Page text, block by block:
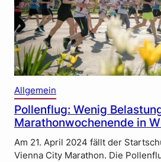
Allgemein
Pollenflug: Wenig
Marathonwochenende in
Am 21. April 2024 fällt der
Vienna City Marathon. Die